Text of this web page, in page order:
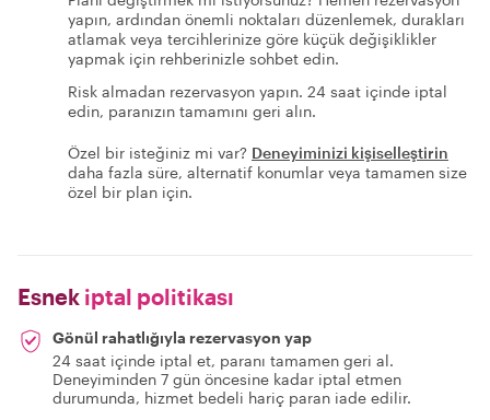
yapın, ardından önemli noktaları düzenlemek, durakları
atlamak veya tercihlerinize göre küçük değişiklikler
yapmak için rehberinizle sohbet edin.
Risk almadan rezervasyon yapın. 24 saat içinde iptal
edin, paranızın tamamını geri alın.
Özel bir isteğiniz mi var? Deneyiminizi kişiselleştirin
daha fazla süre, alternatif konumlar veya tamamen size
özel bir plan için.
Esnek iptal politikası
Gönül rahatlığıyla rezervasyon yap
24 saat içinde iptal et, paranı tamamen geri al.
Deneyiminden 7 gün öncesine kadar iptal etmen
durumunda, hizmet bedeli hariç paran iade edilir.